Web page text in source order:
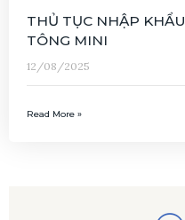
THỦ TỤC NHẬP
TÔNG MINI
12/08/2025
Read More »